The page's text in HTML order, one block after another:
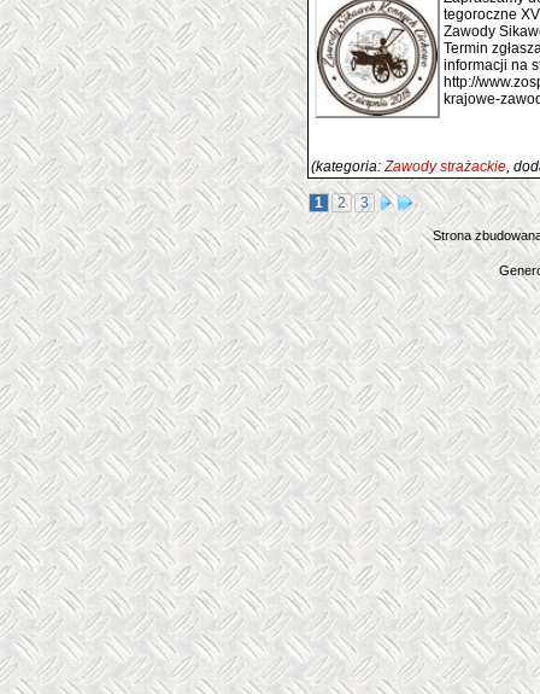
tegoroczne
Zawody
Termin
informacji na
http://
krajowe-
(kategoria:Zawody strażackie,
1 2 3
Strona